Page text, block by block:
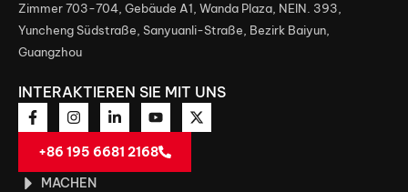
Zimmer 703-704, Gebäude A1, Wanda Plaza, NEIN. 393,
Yuncheng Südstraße, Sanyuanli-Straße, Bezirk Baiyun,
Guangzhou
INTERAKTIEREN SIE MIT UNS
+86 195 6681 2168
MACHEN